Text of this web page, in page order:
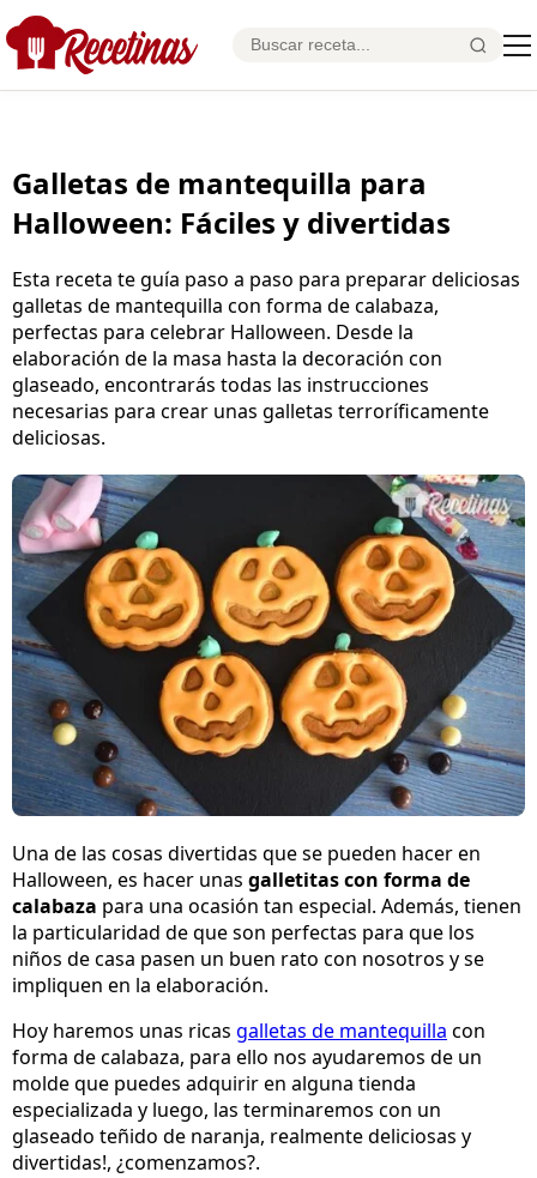
Galletas de mantequilla para
Halloween: Fáciles y divertidas
Esta receta te guía paso a paso para preparar deliciosas
galletas de mantequilla con forma de calabaza,
perfectas para celebrar Halloween. Desde la
elaboración de la masa hasta la decoración con
glaseado, encontrarás todas las instrucciones
necesarias para crear unas galletas terroríficamente
deliciosas.
Una de las cosas divertidas que se pueden hacer en
Halloween, es hacer unas galletitas con forma de
calabaza para una ocasión tan especial. Además, tienen
la particularidad de que son perfectas para que los
niños de casa pasen un buen rato con nosotros y se
impliquen en la elaboración.
Hoy haremos unas ricas galletas de mantequilla con
forma de calabaza, para ello nos ayudaremos de un
molde que puedes adquirir en alguna tienda
especializada y luego, las terminaremos con un
glaseado teñido de naranja, realmente deliciosas y
divertidas!, ¿comenzamos?.